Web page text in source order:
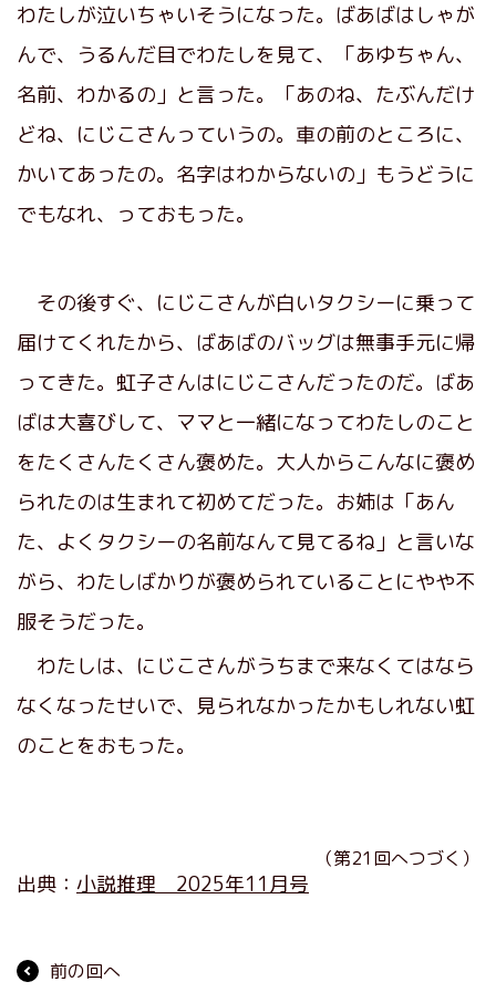
わたしが泣いちゃいそうになった。ばあばはしゃが
んで、うるんだ目でわたしを見て、「あゆちゃん、
名前、わかるの」と言った。「あのね、たぶんだけ
どね、にじこさんっていうの。車の前のところに、
かいてあったの。名字はわからないの」もうどうに
でもなれ、っておもった。
その後すぐ、にじこさんが白いタクシーに乗って
届けてくれたから、ばあばのバッグは無事手元に帰
ってきた。虹子さんはにじこさんだったのだ。ばあ
ばは大喜びして、ママと一緒になってわたしのこと
をたくさんたくさん褒めた。大人からこんなに褒め
られたのは生まれて初めてだった。お姉は「あん
た、よくタクシーの名前なんて見てるね」と言いな
がら、わたしばかりが褒められていることにやや不
服そうだった。
わたしは、にじこさんがうちまで来なくてはなら
なくなったせいで、見られなかったかもしれない虹
のことをおもった。
（第21回へつづく）
出典： 小説推理 2025年11月号
前の回へ